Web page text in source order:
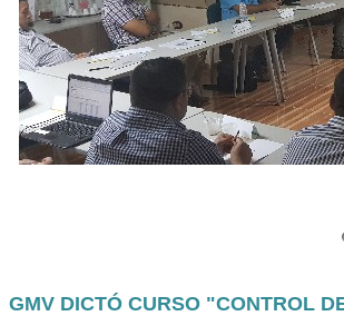
GMV DICTÓ CURSO "CONTROL